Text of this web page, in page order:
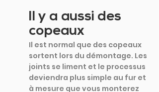
Il y a aussi des
copeaux
Il est normal que des copeaux
sortent lors du démontage. Les
joints se liment et le processus
deviendra plus simple au fur et
à mesure que vous monterez